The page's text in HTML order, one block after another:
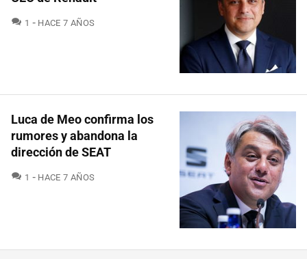
1 COMENTARIOS
HACE 7 AÑOS
Luca de Meo confirma los
rumores y abandona la
dirección de SEAT
1 COMENTARIOS
HACE 7 AÑOS